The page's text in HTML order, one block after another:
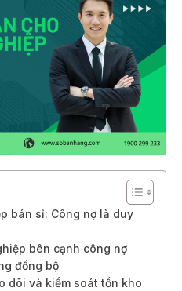
bán sỉ: Công nợ là duy
bên cạnh công nợ
đồng bộ
dõi và kiểm soát tồn kho